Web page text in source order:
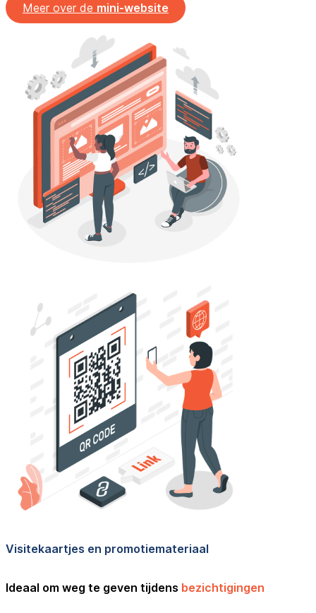
Meer over de mini-website
Visitekaartjes en promotiemateriaal
Ideaal om weg te geven tijdens bezichtigingen